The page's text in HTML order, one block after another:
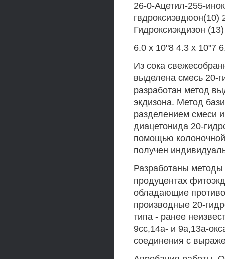
26-0-Ацетил-255-
гвдроксиэвдюон(10)
Гидроксиэкдизон (13)
6.0 х 10"8 4.3 х 10"7
Из сока
выделена смесь 20-
разработан метод
экдизона. Метод
разделением смеси
диацетонида 20-
помощью
получен
Разработаны
продуцентах
обладающие
производные 20-
типа - ранее
9сс,14а- и 9а,13а-
соединения с